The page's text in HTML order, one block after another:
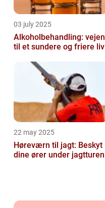
03 july 2025
Alkoholbehandling: vejen
til et sundere og friere liv
22 may 2025
Høreværn til jagt: Beskyt
dine ører under jagtturen